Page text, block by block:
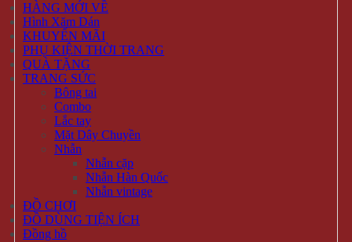
HÀNG MỚI VỀ
Hình Xăm Dán
KHUYẾN MÃI
PHỤ KIỆN THỜI TRANG
QUÀ TẶNG
TRANG SỨC
Bông tai
Combo
Lắc tay
Mặt Dây Chuyền
Nhẫn
Nhẫn cặp
Nhẫn Hàn Quốc
Nhẫn vintage
ĐỒ CHƠI
ĐỒ DÙNG TIỆN ÍCH
Đồng hồ